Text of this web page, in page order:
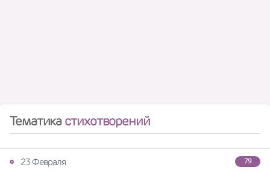
Тематикастихотворений
79
23 Февраля